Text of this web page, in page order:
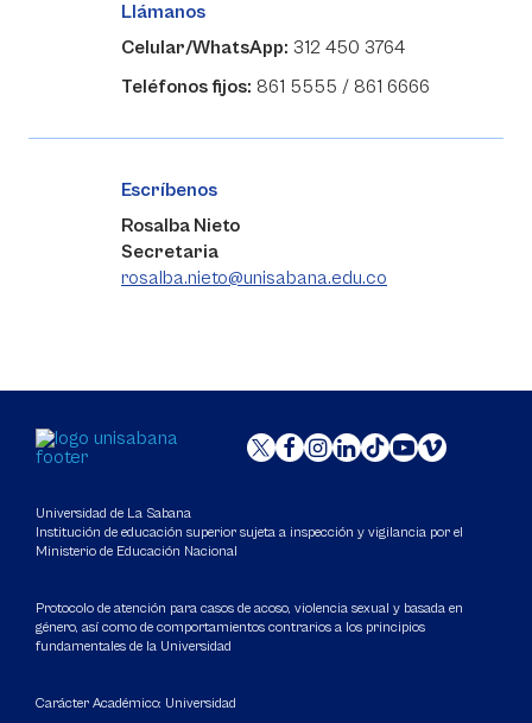
Llámanos
Celular/WhatsApp: 312 450 3764
Teléfonos fijos: 861 5555 / 861 6666
Escríbenos
Rosalba Nieto
Secretaria
rosalba.nieto@unisabana.edu.co
Universidad de La Sabana
Institución de educación superior sujeta a inspección y vigilancia por el
Ministerio de Educación Nacional
Protocolo de atención para casos de acoso, violencia sexual y basada en
género, así como de comportamientos contrarios a los principios
fundamentales de la Universidad
Carácter Académico: Universidad